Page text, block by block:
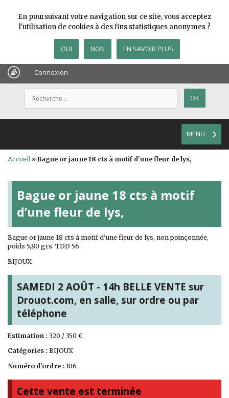
Connexion
MENU
Accueil» Bague or jaune 18 cts à motif d’une fleur de lys,
Bague or jaune 18 cts à motif
d’une fleur de lys,
Bague or jaune 18 cts à motif d’une fleur de lys, non poinçonnée,
poids 5,80 grs. TDD 56
BIJOUX
SAMEDI 2 AOÛT - 14h BELLE VENTE sur
Drouot.com, en salle, sur ordre ou par
téléphone
Estimation : 320 / 350 €
Catégories : BIJOUX
Numéro d'ordre : 106
Cette vente est terminée
En poursuivant votre navigation sur ce site, vous acceptez
l'utilisation de cookies à des fins statistiques anonymes ?
OUI NON EN SAVOIR PLUS